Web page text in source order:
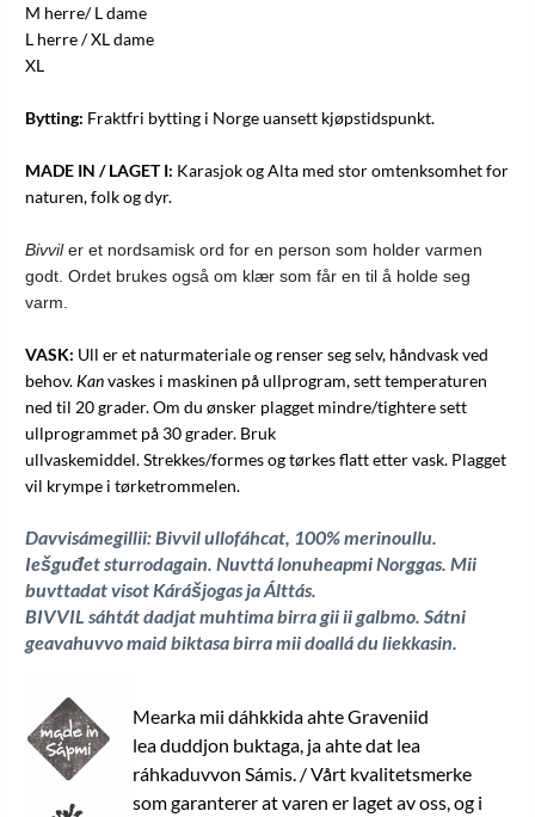
M herre/ L dame
L herre / XL dame
XL
Bytting: Fraktfri bytting i Norge uansett kjøpstidspunkt.
MADE IN / LAGET I: Karasjok og Alta med stor omtenksomhet for
naturen, folk og dyr.
Bivvil er et nordsamisk ord for en person som holder varmen
godt. Ordet brukes også om klær som får en til å holde seg
varm.
VASK: Ull er et naturmateriale og renser seg selv, håndvask ved
behov. Kanvaskes i maskinen på ullprogram, sett temperaturen
ned til 20 grader. Om du ønsker plagget mindre/tightere sett
ullprogrammet på 30 grader. Bruk
ullvaskemiddel. Strekkes/formes og tørkes flatt etter vask. Plagget
vil krympe i tørketrommelen.
Davvisámegillii: Bivvil ullofáhcat, 100% merinoullu.
Iešguđet sturrodagain . Nuvttá lonuheapmi Norggas. Mii
buvttadat visot Kárášjogas ja Álttás.
BIVVIL sáhtát dadjat muhtima birra gii ii galbmo. Sátni
geavahuvvo maid biktasa birra mii doallá du liekkasin
Mearka mii dáhkkida ahte Graveniid
lea duddjon buktaga, ja ahte dat lea
ráhkaduvvon Sámis. / Vårt kvalitetsmerke
som garanterer at varen er laget av oss, og i